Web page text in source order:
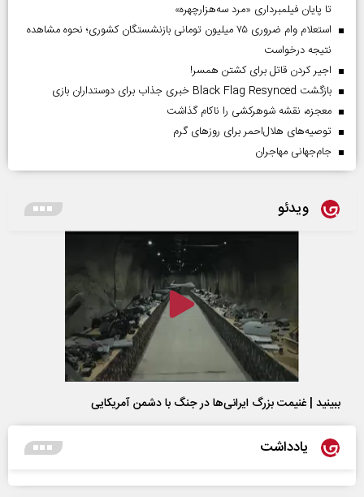
تا پایان فیلمبرداری «مرد سه‌هزارچهره»
استعلام وام ضروری ۷۵ میلیون تومانی بازنشستگان کشوری؛ نحوه مشاهده
نتیجه درخواست
اجیر کردن قاتل برای کشتن همسر!
بازگشت Black Flag Resynced خبری جذاب برای دوستداران بازی
معجزه، نقشه شوهرکشی را ناکام گذاشت
توصیه‌های هلال‌احمر برای روز‌های گرم
جام‌جهانی مهاجران
ویدئو
ببینید | غنیمت بزرگ ایرانی‌ها در جنگ با دشمن آمریکایی
یادداشت